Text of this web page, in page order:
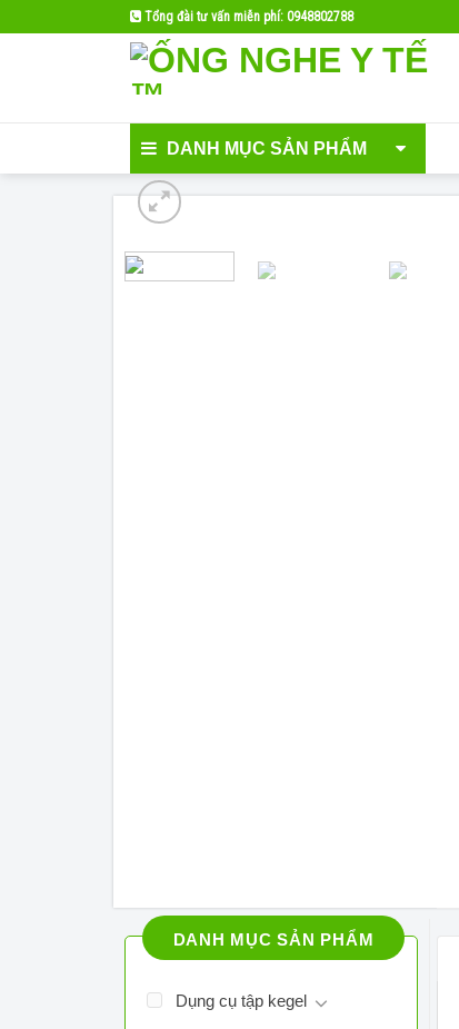
Tổng đài tư vấn miễn phí: 0948802788
DANH MỤC SẢN PHẨM
- 15%
DANH MỤC SẢN PHẨM
Dụng cụ tập kegel